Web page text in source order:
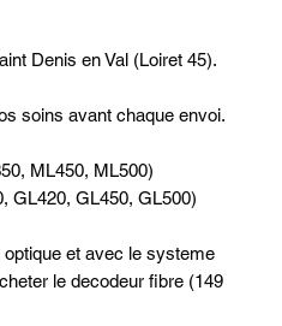
Denis en Val (Loiret 45).
soins avant chaque envoi.
ML450, ML500)
GL420, GL450, GL500)
et avec le systeme
le decodeur fibre (149